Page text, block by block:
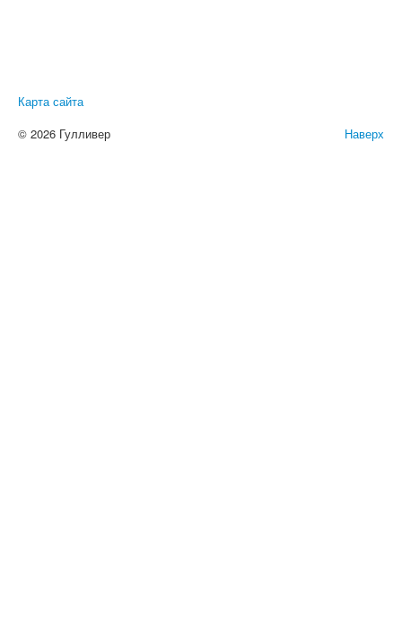
Карта сайта
Наверх
© 2026 Гулливер